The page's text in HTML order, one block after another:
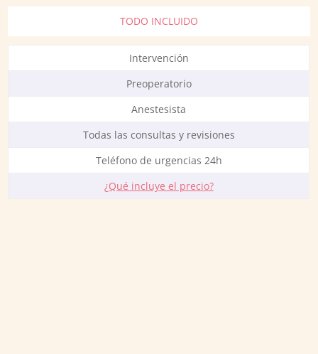
TODO INCLUIDO
Intervención
Preoperatorio
Anestesista
Todas las consultas y revisiones
Teléfono de urgencias 24h
¿Qué incluye el precio?